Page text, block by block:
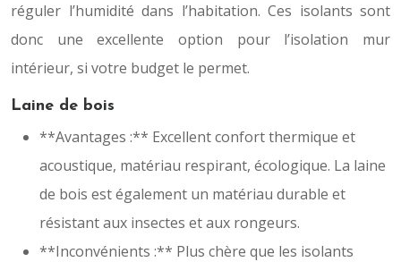
réguler l’humidité dans l’habitation. Ces isolants sont
donc une excellente option pour l’isolation mur
intérieur, si votre budget le permet.
Laine de bois
**Avantages :** Excellent confort thermique et
acoustique, matériau respirant, écologique. La laine
de bois est également un matériau durable et
résistant aux insectes et aux rongeurs.
**Inconvénients :** Plus chère que les isolants